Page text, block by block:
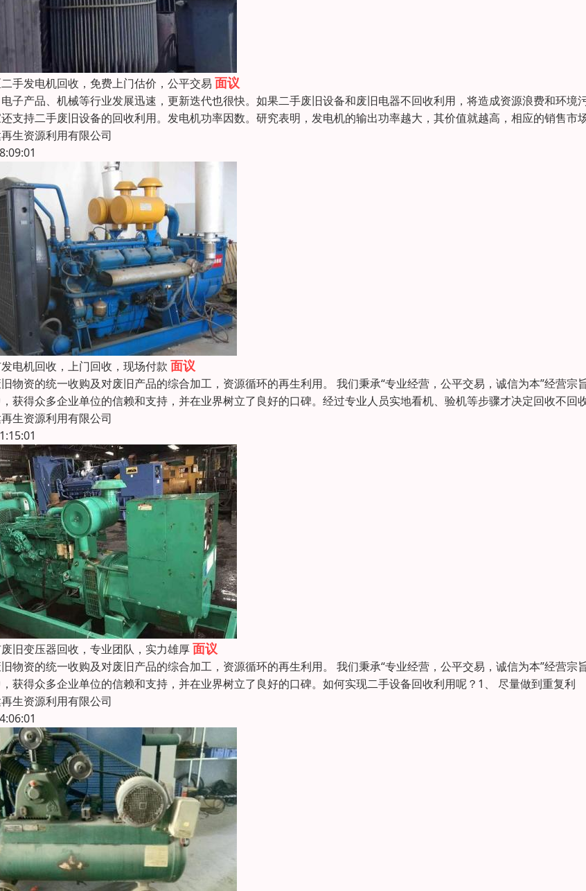
手发电机回收，免费上门估价，公平交易 面议
子产品、机械等行业发展迅速，更新迭代也很快。如果二手废旧设备和废旧电器不回收利用，将造成资源浪费和环境
支持二手废旧设备的回收利用。发电机功率因数。研究表明，发电机的输出功率越大，其价值就越高，相应的销售市
生资源利用有限公司
电机回收，上门回收，现场付款 面议
物资的统一收购及对废旧产品的综合加工，资源循环的再生利用。 我们秉承“专业经营，公平交易，诚信为本”经营宗
获得众多企业单位的信赖和支持，并在业界树立了良好的口碑。经过专业人员实地看机、验机等步骤才决定回收不回
生资源利用有限公司
旧变压器回收，专业团队，实力雄厚面议
物资的统一收购及对废旧产品的综合加工，资源循环的再生利用。 我们秉承“专业经营，公平交易，诚信为本”经营宗
获得众多企业单位的信赖和支持，并在业界树立了良好的口碑。如何实现二手设备回收利用呢？1、 尽量做到重复利
生资源利用有限公司